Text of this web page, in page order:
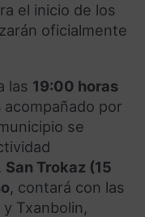
el inicio de los
oficialmente
las 19:00 horas
acompañado por
se
San Trokaz (15
, contará con las
Txanbolin,